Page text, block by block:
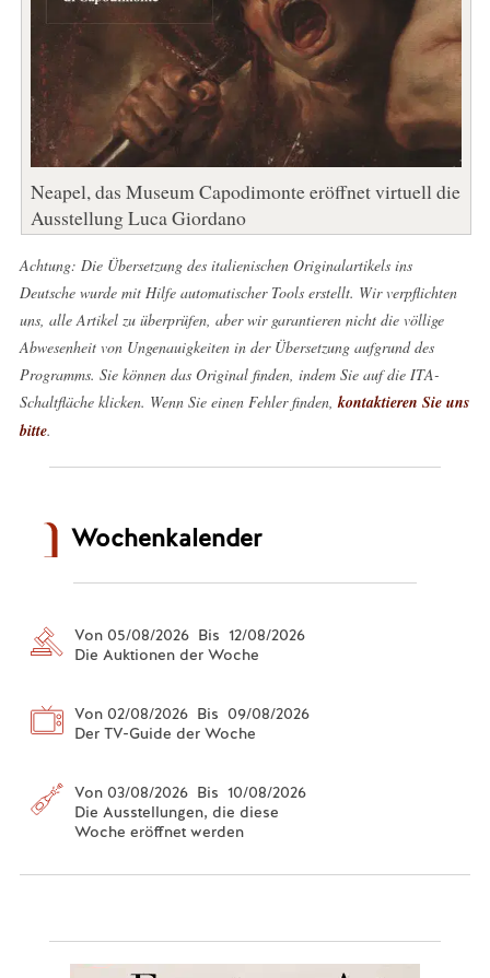
Neapel, das Museum Capodimonte eröffnet virtuell die
Ausstellung Luca Giordano
Achtung: Die Übersetzung des italienischen Originalartikels ins
Deutsche wurde mit Hilfe automatischer Tools erstellt. Wir verpflichten
uns, alle Artikel zu überprüfen, aber wir garantieren nicht die völlige
Abwesenheit von Ungenauigkeiten in der Übersetzung aufgrund des
Programms. Sie können das Original finden, indem Sie auf die ITA-
Schaltfläche klicken. Wenn Sie einen Fehler finden, kontaktieren Sie uns
bitte.
Wochenkalender
Von 05/08/2026 Bis 12/08/2026
Die Auktionen der Woche
Von 02/08/2026 Bis 09/08/2026
Der TV-Guide der Woche
Von 03/08/2026 Bis 10/08/2026
Die Ausstellungen, die diese
Woche eröffnet werden